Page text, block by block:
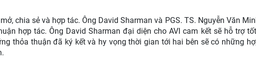
chia sẻ và hợp tác. Ông David Sharman và PGS. TS. Nguyễn Văn
hợp tác. Ông David Sharman đại diện cho AVI cam kết sẽ hỗ trợ
thỏa thuận đã ký kết và hy vọng thời gian tới hai bên sẽ có những